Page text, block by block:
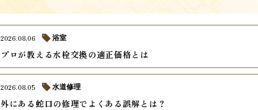
プロが教える水栓交換の適正価格とは
2026.08.06 浴室
外にある蛇口の修理でよくある誤解とは？
2026.08.05 水道修理